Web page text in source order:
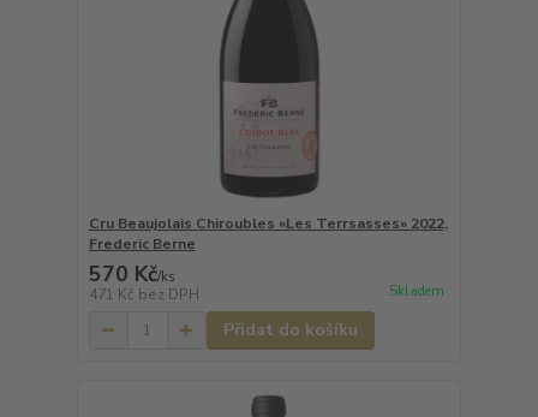
Cru Beaujolais Chiroubles «Les Terrsasses» 2022,
Frederic Berne
570 Kč/ks
471 Kč bez DPH Skladem
Přidat do košíku